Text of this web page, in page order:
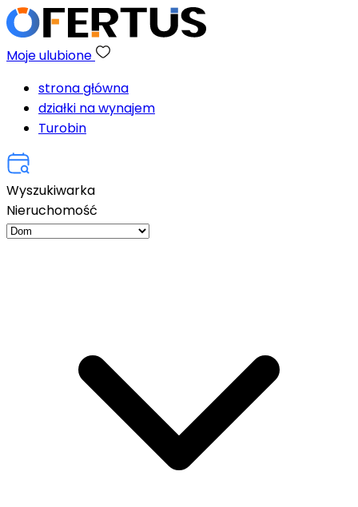
Moje ulubione
strona główna
działki na wynajem
Turobin
Wyszukiwarka
Nieruchomość